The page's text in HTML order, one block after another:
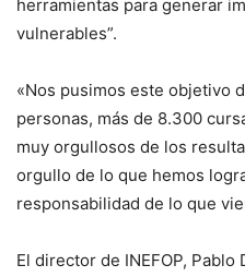
herramientas para generar
vulnerables”.
«Nos pusimos este objetivo
personas, más de 8.300
muy orgullosos de los
orgullo de lo que hemos
responsabilidad de lo que
El director de INEFOP,